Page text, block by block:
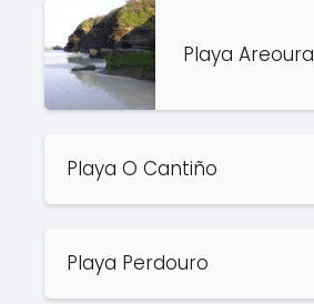
Playa Areoura
Playa O Cantiño
Playa Perdouro